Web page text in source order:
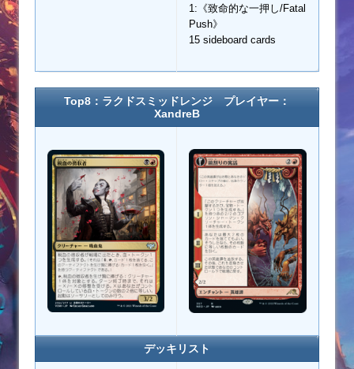
1:《致命的な一押し/Fatal
Push》
15 sideboard cards
Top8：ラクドスミッドレンジ プレイヤー：
XandreB
デッキリスト